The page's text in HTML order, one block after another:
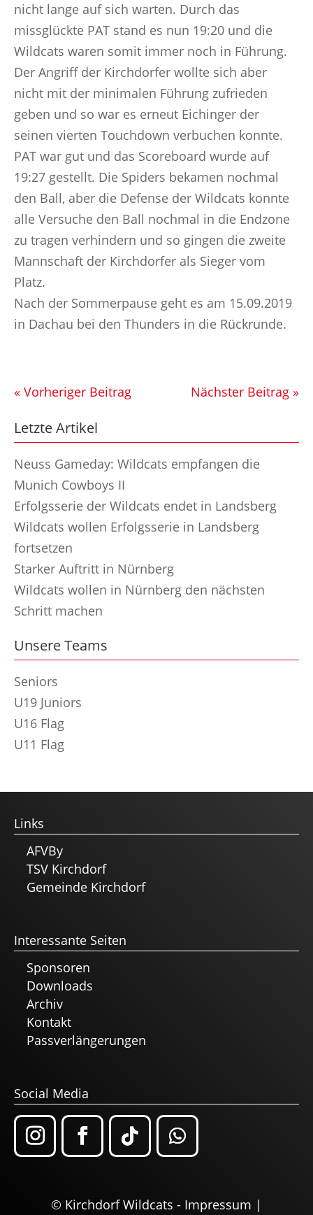
nicht lange auf sich warten. Durch das
missglückte PAT stand es nun 19:20 und die
Wildcats waren somit immer noch in Führung.
Der Angriff der Kirchdorfer wollte sich aber
nicht mit der minimalen Führung zufrieden
geben und so war es erneut Eichinger der
seinen vierten Touchdown verbuchen konnte.
PAT war gut und das Scoreboard wurde auf
19:27 gestellt. Die Spiders bekamen nochmal
den Ball, aber die Defense der Wildcats konnte
alle Versuche den Ball nochmal in die Endzone
zu tragen verhindern und so gingen die zweite
Mannschaft der Kirchdorfer als Sieger vom
Platz.
Nach der Sommerpause geht es am 15.09.2019
in Dachau bei den Thunders in die Rückrunde.
« Vorheriger Beitrag Nächster Beitrag »
Letzte Artikel
Neuss Gameday: Wildcats empfangen die
Munich Cowboys II
Erfolgsserie der Wildcats endet in Landsberg
Wildcats wollen Erfolgsserie in Landsberg
fortsetzen
Starker Auftritt in Nürnberg
Wildcats wollen in Nürnberg den nächsten
Schritt machen
Unsere Teams
Seniors
U19 Juniors
U16 Flag
U11 Flag
Links
AFVBy
TSV Kirchdorf
Gemeinde Kirchdorf
Interessante Seiten
Sponsoren
Downloads
Archiv
Kontakt
Passverlängerungen
Social Media
© Kirchdorf Wildcats - Impressum |